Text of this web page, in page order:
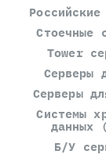
Стоечные
Tower
Серверы
Серверы
Системы
данных
Б/У